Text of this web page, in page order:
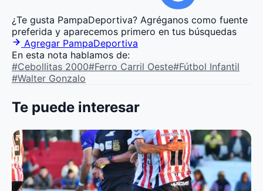
¿Te gusta PampaDeportiva? Agréganos como fuente
preferida y aparecemos primero en tus búsquedas
Agregar PampaDeportiva
En esta nota hablamos de:
#Cebollitas 2000#Ferro Carril Oeste#Fútbol Infantil
#Walter Gonzalo
Te puede interesar